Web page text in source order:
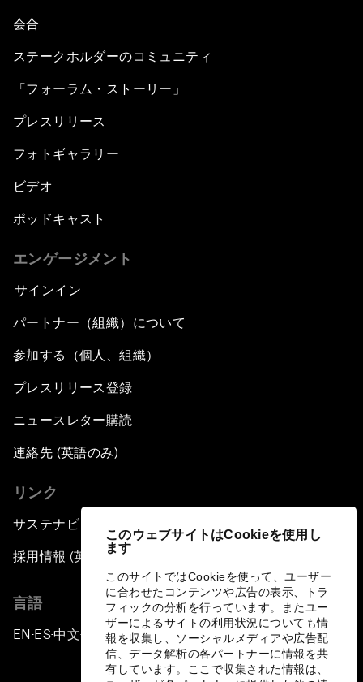
このウェブサイトはCookieを使用し
ます
このサイトではCookieを使って、ユーザー
に合わせたコンテンツや広告の表示、トラ
フィックの分析を行っています。またユー
ザーによるサイトの利用状況についても情
報を収集し、ソーシャルメディアや広告配
信、データ解析の各パートナーに情報を共
有しています。ここで収集された情報は、
会合
ステークホルダーのコミュニティ
「フォーラム・ストーリー」
プレスリリース
フォトギャラリー
ビデオ
ポッドキャスト
エンゲージメント
サインイン
パートナー（組織）について
参加する（個人、組織）
プレスリリース登録
ニュースレター購読
連絡先 (英語のみ)
リンク
サステナビリティへの取り組み
採用情報 (英語のみ)
言語
EN ▪ES▪中文▪ 日本語